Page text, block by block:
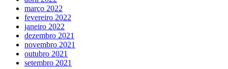
março 2022
fevereiro 2022
janeiro 2022
dezembro 2021
novembro 2021
outubro 2021
setembro 2021